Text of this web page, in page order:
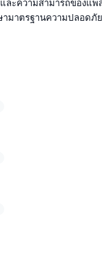
ะความสามารถของแพ
ามาตรฐานความปลอดภั